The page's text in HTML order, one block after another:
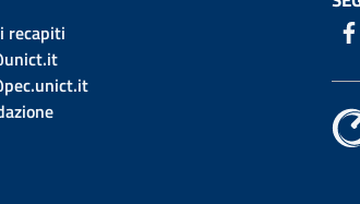
recapiti